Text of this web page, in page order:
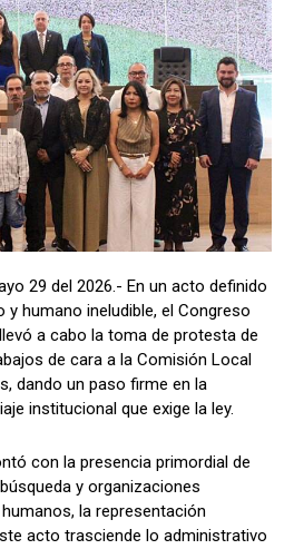
29 del 2026.- En un acto definido
humano ineludible, el Congreso
a cabo la toma de protesta de
de cara a la Comisión Local
dando un paso firme en la
institucional que exige la ley.
con la presencia primordial de
y organizaciones
la representación
acto trasciende lo administrativo